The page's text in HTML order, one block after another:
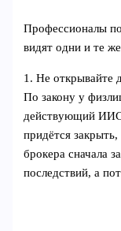
Профессионалы
видят одни и те
1. Не открывайте
По закону у
действующий
придётся
брокера сначала
последствий, а